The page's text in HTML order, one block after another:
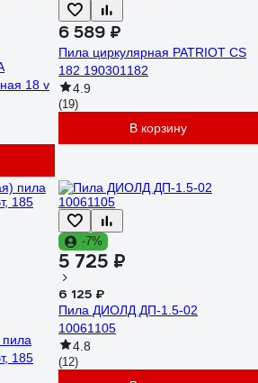
18 v
6 589 ₽
Пила циркулярная PATRIOT CS
182 190301182
4.9
(19)
В корзину
пила
185
-7%
5 725 ₽
6 125 ₽
Пила ДИОЛД ДП-1.5-02
10061105
4.8
(12)